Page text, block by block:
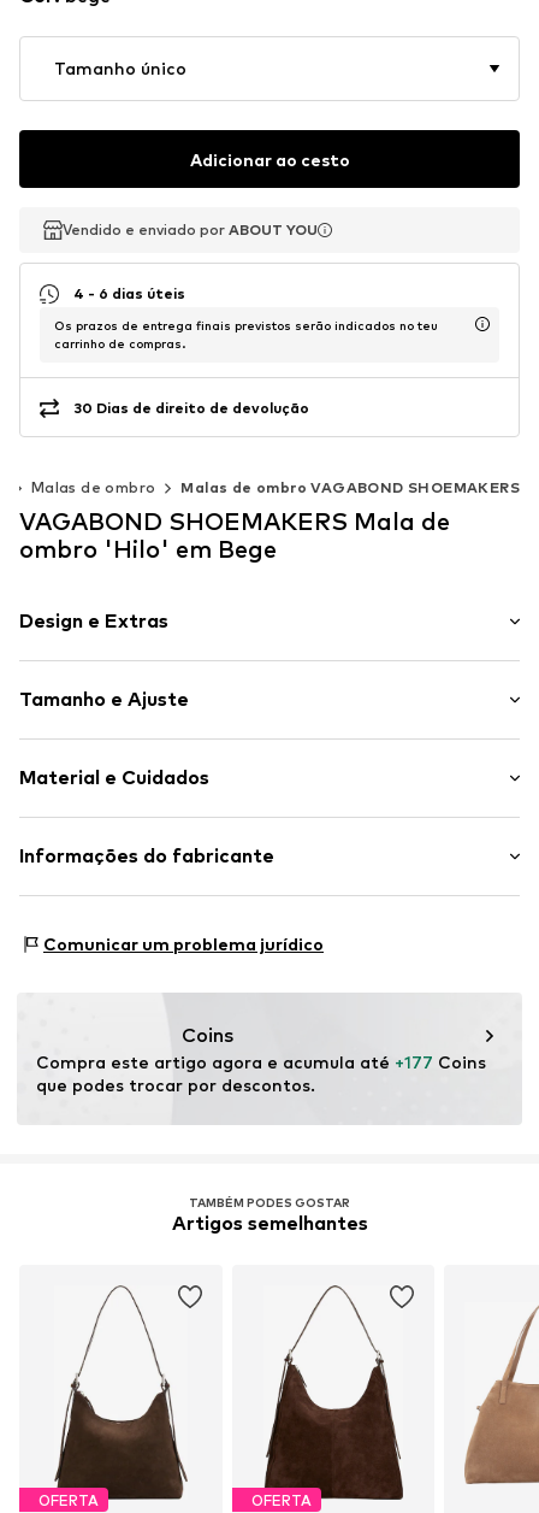
Tamanho único
Adicionar ao cesto
Vendido e enviado por ABOUT YOU
Vendido e enviado por ABOUT YOU
4 - 6 dias úteis
Os prazos de entrega finais previstos serão indicados no teu
carrinho de compras.
30 Dias de direito de devolução
Malas de ombro Malas de ombro VAGABOND SHOEMAKERS
VAGABOND SHOEMAKERS Mala de
ombro 'Hilo' em Bege
Design e Extras
Couro
Compartimento principal espaçoso
Comprimento ajustável
Fecho de correr
Tamanho e Ajuste
Material e Cuidados
Material superior: Couro
País de origem: Índia
Informações do fabricante
43219 Varberg
Comunicar um problema jurídico
Coins
Compra este artigo agora e acumula até +177 Coins
que podes trocar por descontos.
TAMBÉM PODES GOSTAR
Artigos semelhantes
OFERTA OFERTA